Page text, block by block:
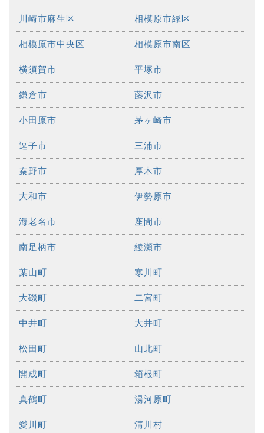
川崎市麻生区 相模原市緑区
相模原市中央区 相模原市南区
横須賀市 平塚市
鎌倉市 藤沢市
小田原市 茅ヶ崎市
逗子市 三浦市
秦野市 厚木市
大和市 伊勢原市
海老名市 座間市
南足柄市 綾瀬市
葉山町 寒川町
大磯町 二宮町
中井町 大井町
松田町 山北町
開成町 箱根町
真鶴町 湯河原町
愛川町 清川村